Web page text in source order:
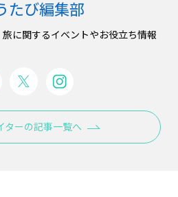
たび編集部
に関するイベントやお役立ち情報
ターの記事一覧へ